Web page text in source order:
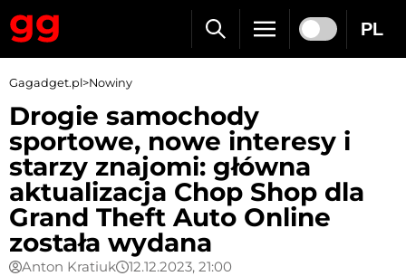
PL
Gagadget.pl>Nowiny
Drogie samochody
sportowe, nowe interesy i
starzy znajomi: główna
aktualizacja Chop Shop dla
Grand Theft Auto Online
została wydana
Anton Kratiuk 12.12.2023, 21:00